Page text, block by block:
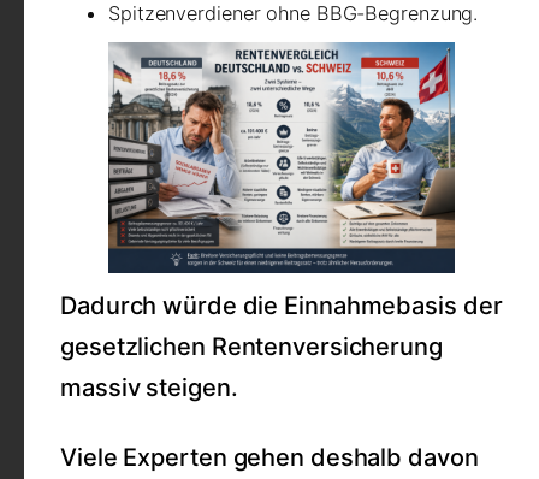
Spitzenverdiener ohne BBG-Begrenzung.
Dadurch würde die Einnahmebasis der
gesetzlichen Rentenversicherung
massiv steigen.
Viele Experten gehen deshalb davon